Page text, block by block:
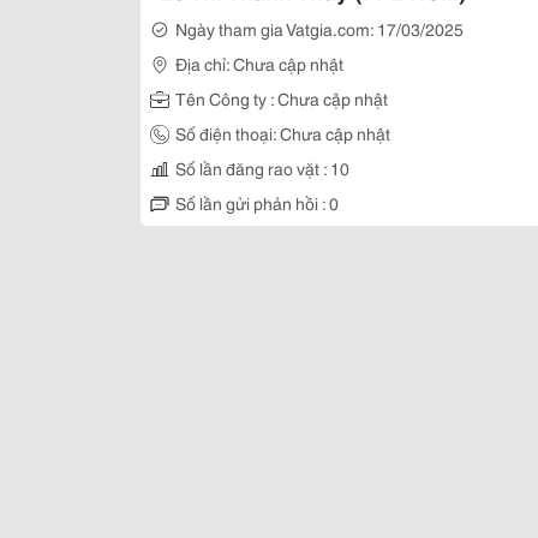
Ngày tham gia Vatgia.com: 17/03/2025
Địa chỉ: Chưa cập nhật
Tên Công ty : Chưa cập nhật
Số điện thoại: Chưa cập nhật
Số lần đăng rao vặt : 10
Số lần gửi phản hồi : 0